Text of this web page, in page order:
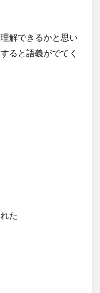
解できるかと思い
ると語義がでてく
た